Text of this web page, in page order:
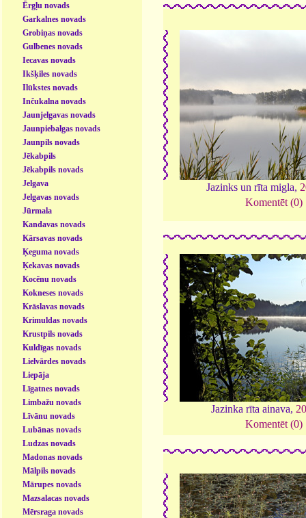
Ērgļu novads
Garkalnes novads
Grobiņas novads
Gulbenes novads
Iecavas novads
Ikšķiles novads
Ilūkstes novads
Inčukalna novads
Jaunjelgavas novads
Jaunpiebalgas novads
Jaunpils novads
Jēkabpils
Jēkabpils novads
Jelgava
Jelgavas novads
Jūrmala
Kandavas novads
Kārsavas novads
Ķeguma novads
Ķekavas novads
Kocēnu novads
Kokneses novads
Krāslavas novads
Krimuldas novads
Krustpils novads
Kuldīgas novads
Lielvārdes novads
Liepāja
Līgatnes novads
Limbažu novads
Līvānu novads
Lubānas novads
Ludzas novads
Madonas novads
Mālpils novads
Mārupes novads
Mazsalacas novads
Mērsraga novads
Jazinks un rīta migla,
Komentēt (0)
Jazinka rīta ainava,
Komentēt (0)